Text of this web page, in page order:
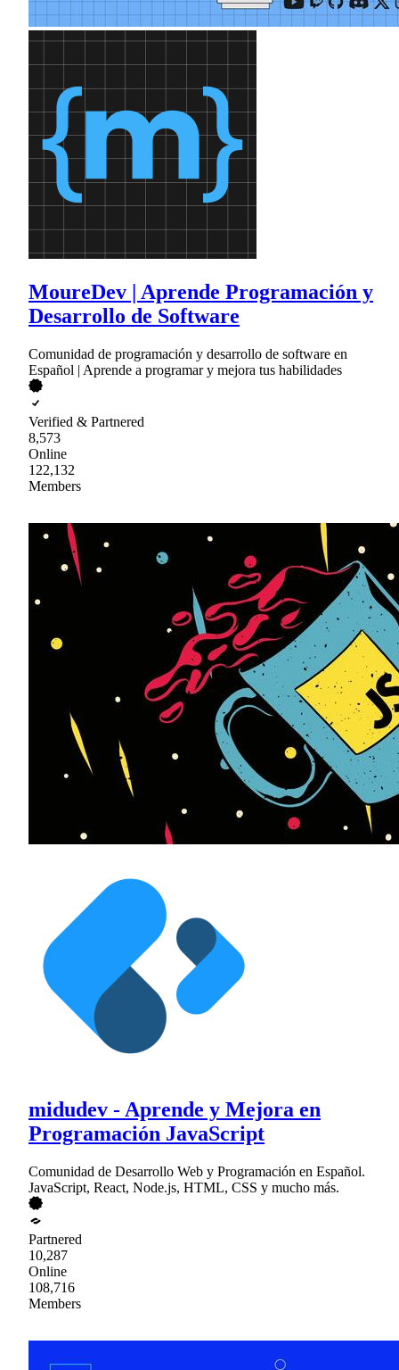
MoureDev | Aprende Programación y
Desarrollo de Software
Comunidad de programación y desarrollo de software en
Español | Aprende a programar y mejora tus habilidades
Verified & Partnered
8,573
Online
122,132
Members
midudev - Aprende y Mejora en
Programación JavaScript
Comunidad de Desarrollo Web y Programación en Español.
JavaScript, React, Node.js, HTML, CSS y mucho más.
Partnered
10,287
Online
108,716
Members